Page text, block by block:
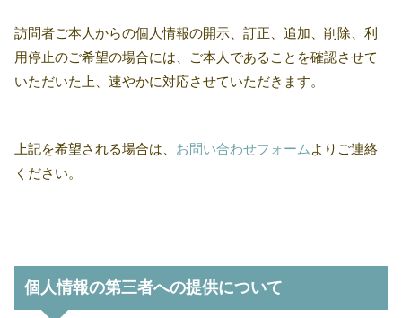
訪問者ご本人からの個人情報の開示、訂正、追加、削除、利
用停止のご希望の場合には、ご本人であることを確認させて
いただいた上、速やかに対応させていただきます。
上記を希望される場合は、 お問い合わせフォーム よりご連絡
ください。
個人情報の第三者への提供について